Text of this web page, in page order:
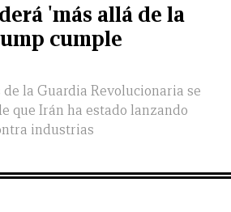
'más allá de la
cumple
la Guardia Revolucionaria se
que Irán ha estado lanzando
industrias